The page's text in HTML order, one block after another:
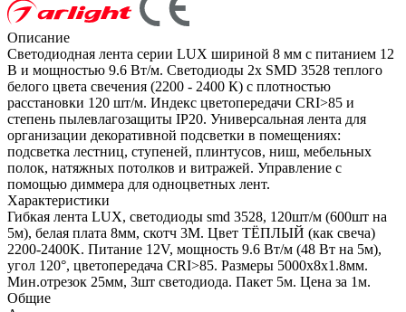
Описание
Светодиодная лента серии LUX шириной 8 мм с питанием 12
В и мощностью 9.6 Вт/м. Светодиоды 2x SMD 3528 теплого
белого цвета свечения (2200 - 2400 К) с плотностью
расстановки 120 шт/м. Индекс цветопередачи CRI>85 и
степень пылевлагозащиты IP20. Универсальная лента для
организации декоративной подсветки в помещениях:
подсветка лестниц, ступеней, плинтусов, ниш, мебельных
полок, натяжных потолков и витражей. Управление с
помощью диммера для одноцветных лент.
Характеристики
Гибкая лента LUX, светодиоды smd 3528, 120шт/м (600шт на
5м), белая плата 8мм, скотч 3М. Цвет ТЁПЛЫЙ (как свеча)
2200-2400K. Питание 12V, мощность 9.6 Вт/м (48 Вт на 5м),
угол 120°, цветопередача CRI>85. Размеры 5000х8x1.8мм.
Мин.отрезок 25мм, 3шт светодиода. Пакет 5м. Цена за 1м.
Общие